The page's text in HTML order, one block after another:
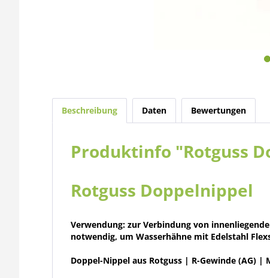
Beschreibung Daten Bewertungen
Produktinfo "Rotguss
Rotguss Doppelnippel
Verwendung: zur Verbindung von
notwendig, um Wasserhähne mit Edelstahl
Doppel-Nippel aus Rotguss | R-Gewinde (AG) |